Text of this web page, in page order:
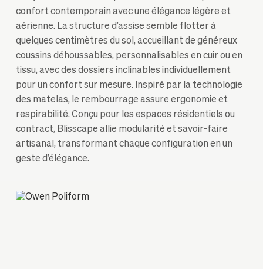
confort contemporain avec une élégance légère et
aérienne. La structure d’assise semble flotter à
quelques centimètres du sol, accueillant de généreux
coussins déhoussables, personnalisables en cuir ou en
tissu, avec des dossiers inclinables individuellement
pour un confort sur mesure. Inspiré par la technologie
des matelas, le rembourrage assure ergonomie et
respirabilité. Conçu pour les espaces résidentiels ou
contract, Blisscape allie modularité et savoir-faire
artisanal, transformant chaque configuration en un
geste d’élégance.